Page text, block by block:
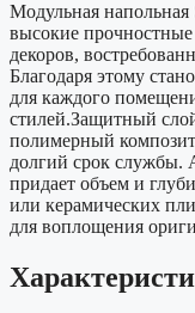
Модульная
высокие
декоров,
Благодаря этому
для каждого
стилей.Защитный
полимерный
долгий срок службы.
придает объем и
или керамических
для воплощения